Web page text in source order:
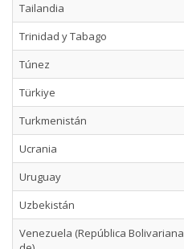
Tailandia
Trinidad y Tabago
Túnez
Türkiye
Turkmenistán
Ucrania
Uruguay
Uzbekistán
Venezuela (República Bolivariana